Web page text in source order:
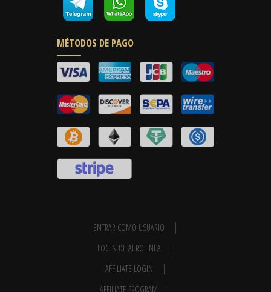
MÉTODOS DE PAGO
ENTRAR COMO USUARIO
LOGIN DE AEROLINEA
AFFILIATE LOGIN
AFFILIATE PROGRAM